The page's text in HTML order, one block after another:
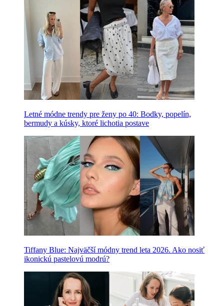
Letné módne trendy pre ženy po 40: Bodky, popelín,
bermudy a kúsky, ktoré lichotia postave
Tiffany Blue: Najväčší módny trend leta 2026. Ako nosiť
ikonickú pastelovú modrú?